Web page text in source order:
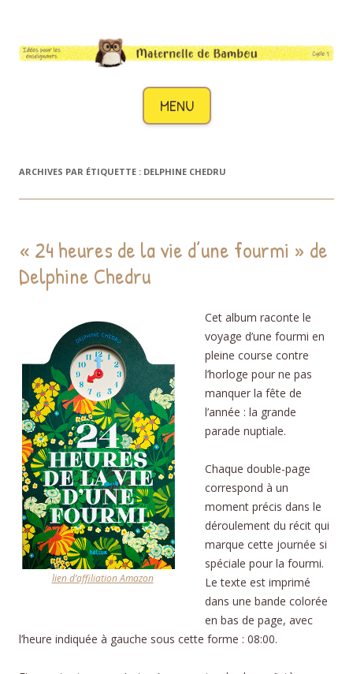
MENU
Aller au contenu
ARCHIVES PAR ÉTIQUETTE : DELPHINE CHEDRU
« 24 heures de la vie d’une fourmi » de
Delphine Chedru
lien d’affiliation Amazon
Cet album raconte le
voyage d’une fourmi en
pleine course contre
l’horloge pour ne pas
manquer la fête de
l’année : la grande
parade nuptiale.
Chaque double-page
correspond à un
moment précis dans le
déroulement du récit qui
marque cette journée si
spéciale pour la fourmi.
Le texte est imprimé
dans une bande colorée
en bas de page, avec
l’heure indiquée à gauche sous cette forme : 08:00.